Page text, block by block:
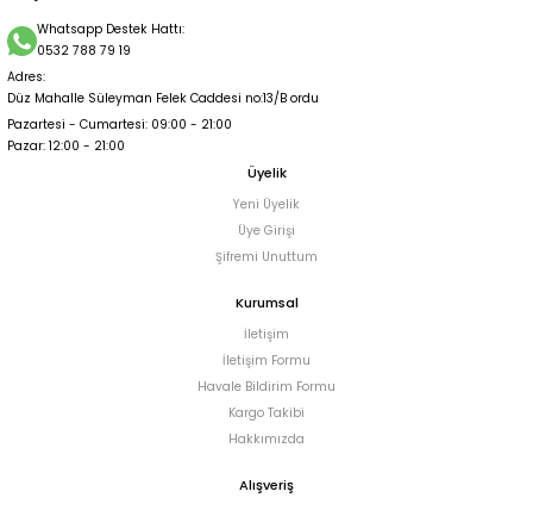
LEOPAR DESEN SATEN İKİLİ TAKIM 50
5.500,00 TL
Whatsapp Destek Hattı:
0532 788 79 19
Adres:
Düz Mahalle Süleyman Felek Caddesi no:13/B ordu
Pazartesi - Cumartesi: 09:00 - 21:00
Pazar: 12:00 - 21:00
Üyelik
Yeni Üyelik
Üye Girişi
Şifremi Unuttum
Kurumsal
İletişim
İletişim Formu
Havale Bildirim Formu
Kargo Takibi
Hakkımızda
Alışveriş